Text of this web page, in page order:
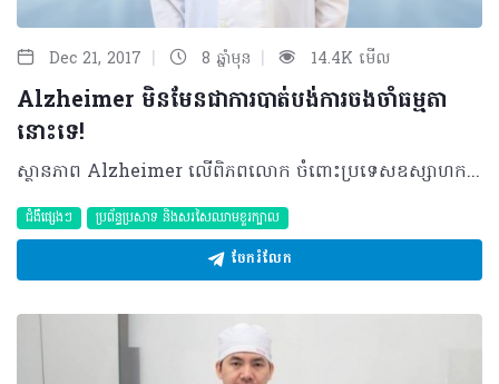
Dec 21, 2017 | 8 ឆ្នាំមុន | 14.4K មើល
Alzheimer មិនមែនជាការបាត់បង់ការចងចាំធម្មតា
នោះទេ!
ស្ថានភាព Alzheimer លើពិភពលោក ចំពោះប្រទេសឧស្សាហកម្មរីកលូតលាស់មួយចំនួន ដូចជា ប្រទេសជប៉ុន រុស្សី ហុងកុង កាណាដា អូស្ត្រាលី និងសហរដ្ឋអាមេរិក ដែលលក្ខខណ្ឌសុខភាពនៃប្រទេសទាំងនោះមានការរីកចម្រើន​ជាហេតុ​ធ្វើឲ្យមនុស្សមានអាយុវែង។ ទន្ទឹមនឹងការរីកចម្រើនផ្នែកសុខមាលភាពប្រជាជន និងផ្នែកសេដ្ឋកិច្ចប្រទេស​ទាំងនោះត្រូវបានបង្ហាញថា មានលេចចេញនូវអ្នកជំងឺ Alzheimer ច្រើនគួរឲ្យកត់សម្គាល់ ដែលផ្ទុយពីប្រទេសចិន និងប្រទេសឥណ្ឌា។ចំពោះប្រទេសកម្ពុជាយើងពុំទាន់មានការសិក្សាណាមួយ​ដែលបង្ហាញពីទិន្នន័យច្បាស់លាស់អំពីភាគរយនៃជំងឺនេះទេ ប៉ុន្តែជាក់ស្តែងចំពោះមន្ទីរពេទ្យព្រះកុសុមៈក៏ធ្លាប់បានទទួលអ្នកជំងឺ Alzheimer សម្រាកព្យាបាល និងពិគ្រោះមួយចំនួនធំ។ និយមន័យ Alzheimer ជាជំងឺមួយទាក់ទងទៅនឹងភាពចាស់ជរារបស់មនុស្សយើង ដែលមានន័យថាកាលណាវ័យកាន់តែ​ចាស់ អត្រានៃការកើតជំងឺ Alzheimer មានកាន់តែច្រើន។ ជាទូទៅ Alzheimer មានលក្ខណៈសម្គាល់ ឬសញ្ញា ៣យ៉ាងសំខាន់ រួមមាន៖ •​ ការផ្លាស់ប្តូរចរិតរបស់អ្នកជំងឺ • ការផ្លាស់ប្តូរប្រព័ន្ធបញ្ជាការក្នុងប្រព័ន្ធប្រសាទ • ការផ្លាស់ប្តូរទៅលើផ្នែកចិត្តសាស្ត្រ​ និងលក្ខណៈសម្បត្តិទូទៅរបស់អ្នកជំងឺ។ មូលហេតុ Alzheimer មានមូលហេតុទាក់ទងនឹងរូបសាស្ត្ររបស់ខួរក្បាល កាលណាវ័យកាន់តែចាស់ ឬលើសពី៦០ឆ្នាំ៖ •ថយចុះទំហំខួរក្បាល •មានការរីកធំនូវប្រព័ន្ធថង់ទឹកក្នុងខួរក្បាល (Ventricular System) •​ បាត់បង់សមត្ថភាពរបស់ណឺរ៉ូន (Neuron Loss Function) ក្នុង Central NeuronSystem ជាមធ្យម១០% • ណឺរ៉ូនទាំងអស់មានសភាពក្រិន រឹង ក្រាស់ ដែលធ្វើឲ្យបាត់បង់សមត្ថភាពក្នុងការបញ្ជូន ព័ត៌មានពីណឺរ៉ូនមួយទៅណឺរ៉ូនមួយទៀត។ កត្តាហានិភ័យ • អាយុ៖ អាយុកាន់តែវែងកាន់តែមាន អត្រាហានិភ័យកាន់តែខ្ពស់។ • ជំងឺប្រចាំកាយ៖ អ្នកជំងឺទឹកនោមផ្អែម លើសឈាម និងលើសជាតិខ្លាញ់ជាដើម។ • អ្នកញ៉ាំស្រាឬបារី។ រោគវិនិច្ឆ័យ Alzheimer ត្រូវបានធ្វើរោគវិនិច្ឆ័យដោយការជួបពិគ្រោះជាមួយគ្រូពេទ្យឯកទេសផ្នែក​​ ប្រព័ន្ធប្រសាទ និងផ្នែកចិត្តសាស្ត្រដើម្បីតាមដាននូវសញ្ញានានាដូចបានរៀបរាប់ខាងលើ។​ក្រៅពីនេះអ្នកជំងឺក៏តម្រូវឲ្យមានការថតរូប​ភាពវេជ្ជសាស្ត្រលើផ្នែកខួរក្បាលរបស់ពួកគាត់ ដូចជាCT ស្កែន និង MRI (Magnetic Resonance Imaging) បន្ថែមទៀតផងដែរ។ ការព្យាបាល រហូតដល់សព្វថ្ងៃនេះAlzheimerពុំទាន់មានការព្យាបាលណាមួយដាច់ដោយឡែកនោះទេ។ ករណីអ្នកជំងឺមានជំងឺ​ប្រចាំកាយ ដូចជា ទឹកនោមផ្អែម លើសឈាម ឬលើសជាតិខ្លាញ់ គ្រូពេទ្យ នឹងណែនាំឲ្យធ្វើការព្យាបាលជំងឺទាំងនេះជាមុនសិន។ បន្ទាប់មកអ្នកជំងឺអាចព្យាបាលAlzheimerដោយប្រើប្រាស់ថ្នាំមួយចំនួនពាក់ព័ន្ធនឹងការធ្វើឲ្យមាន​ដំណើរការល្អប្រសើរឡើងវិញនូវមុខងាររបស់ប្រព័ន្ធប្រសាទ។ ក្រៅពីនេះក៏ត្រូវណែនាំឲ្យទទួលទាន​​​​អាហារដែលមានតុល្យភាពនិងរក្សាអនាម័យខ្លួនប្រាណរួមជាមួយនឹងការថែទាំលើកទឹកចិត្តទាំងក្រុមគ្រូពេទ្យក្រុមគ្រួសារក៏ដូចជាសហគមន៍ទាំង​មូល។ គួរបញ្ជាក់ផងដែរ ថា Alzheimer គ្មានការព្យាបាលណាមួយជាក់លាក់ឲ្យជាសះស្បើយនោះទេ។ ផលវិបាក អ្នកជំងឺ Alzheimer នឹងប្រឈមជាមួយផលវិបាក ដូចខាងក្រោម៖ • ការវង្វេងវង្វាន់ • បាត់បង់សមត្ថភាពក្នុងការឮ ឬស្តាប់ • បាត់បង់សមត្ថភាពក្នុងការមើល • សាច់ដុំមានសភាពទន់ និងញ័រ។ ការការពារ • រក្សាអនាម័យទាំងខ្លួនប្រាណ និងផ្លូវចិត្ត (ការបន្ថយស្ត្រេស) • កាត់បន្ថយការប្រឈមជាមួយជំងឺផ្សេងៗ • ធ្វើលំហាត់ប្រាណឲ្យបានទៀងទាត់ • ចៀសវាងការញ៉ាំស្រា និងជក់បារីញឹកញាប់ • គួរធ្វើការពិនិត្យសុខភាពឲ្យបានទៀងទាត់។ បកស្រាយដោយ៖ វេជ្ជបណ្ឌិត អ៊ីវ វិចិត្រ ឯកទេសវះកាត់ប្រព័ន្ធប្រសាទមានតួនាទីជាប្រធានអគារផ្នែកវះ​កាត់ប្រព័ន្ធ​ប្រសាទនៃមន្ទីរពេទ្យព្រះកុសុមៈនិងជាប្រធានសមាគមផ្នែកវះកាត់ប្រព័ន្ធប្រសាទកម្ពុជាព្រមទាំងត្រូវបានតែងតាំងជា​​គ្រូពេទ្យផ្នែកវះកាត់ប្រព័ន្ធប្រសាទពិភពលោក ©2017 រក្សាសិទ្ធិគ្រប់យ៉ាងដោយ Healthtime Corporation ចំពោះគ្រប់អត្ថបទដោយគ្មានផ្នែកណាមួយត្រូវបោះពុម្ពផ្សាយចូល ប្រព័ន្ធអ៊ីនធឺណែតឧបករណ៍អេឡិចត្រូនិកអាត់ជាសំឡេងឬថតចំលងគ្រប់រូបភាពដោយគ្មានការអនុញ្ញាតឡើយ
ជំងឺផ្សេងៗ ប្រព័ន្ធប្រសាទ និងសរសៃឈាមខួរក្បាល
ចែករំលែក